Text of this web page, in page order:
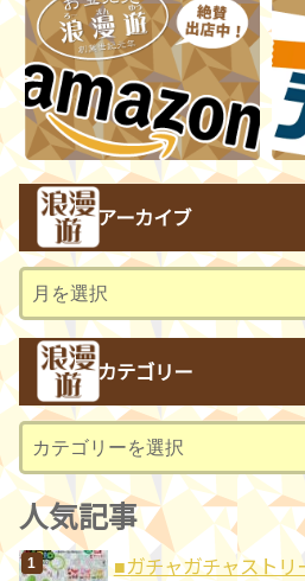
アーカイブ
ー
ブ
カテゴリー
テ
ゴ
リ
ー
人気記事
■ガチャガチャストリ